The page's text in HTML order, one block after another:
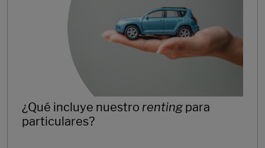
¿Qué incluye nuestro renting para
particulares?